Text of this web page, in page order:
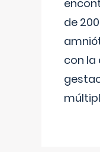
de
con la